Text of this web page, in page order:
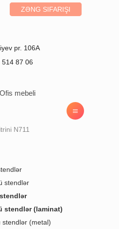
ZƏNG SIFARIŞI
pr. 106A
514 87 06
Ofis mebeli
N711
stendlər
stendlər (laminat)
stendlər (metal)